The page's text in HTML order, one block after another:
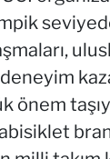
önem